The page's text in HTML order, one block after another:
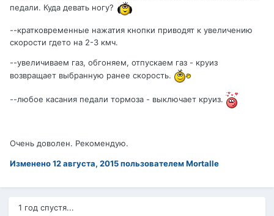
педали. Куда девать ногу?
--кратковременные нажатия кнопки приводят к увеличению
скорости гдето на 2-3 кмч.
--увеличиваем газ, обгоняем, отпускаем газ - круиз
возвращает выбранную ранее скорость.
--любое касания педали тормоза - выключает круиз.
Очень доволен. Рекомендую.
Изменено12 августа, 2015пользователем Mortalle
1 год спустя...